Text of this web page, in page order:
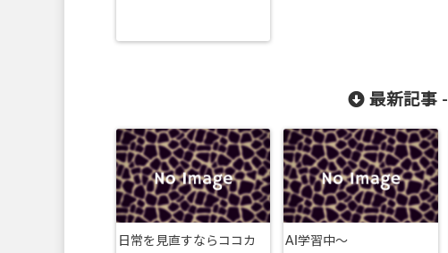
最新記事 -
日常を見直すならココカ
AI学習中〜